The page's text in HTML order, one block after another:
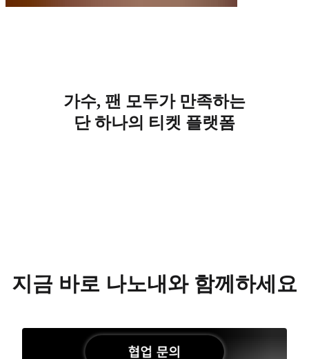
가수, 팬 모두가 만족하는
단 하나의 티켓 플랫폼
지금 바로 나노내와 함께하세요